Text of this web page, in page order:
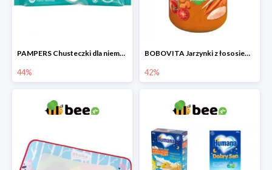
PAMPERS Chusteczki dla niemowląt Sensitive
44%
BOBOVITA Jarzynki z łososiem w pomidorach
42%